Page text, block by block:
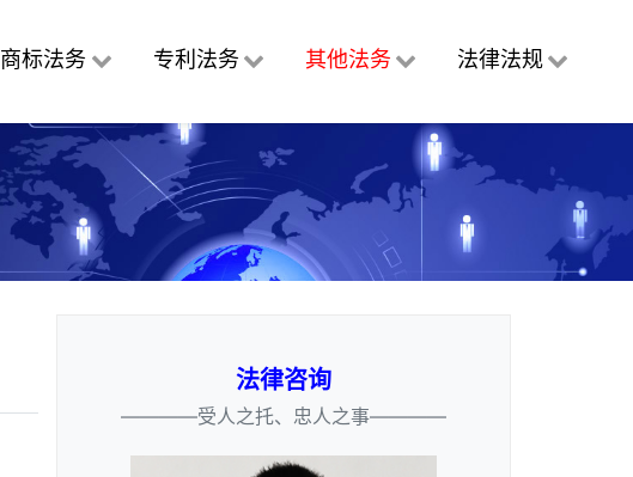
商标法务 专利法务 其他法务 法律法规
法律咨询
————受人之托、忠人之事————